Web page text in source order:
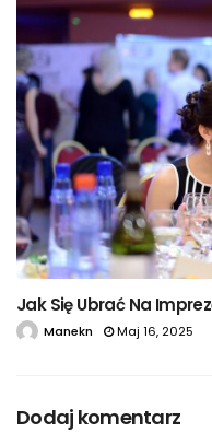
Jak Się Ubrać Na
Manekn Maj 16, 2025
Dodaj komentarz